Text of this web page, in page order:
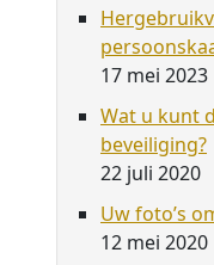
17 mei 2023
Wat u kunt
beveiliging?
22 juli 2020
Uw foto’s
12 mei 2020